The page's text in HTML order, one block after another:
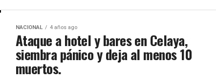
NACIONAL 4 años ago
Ataque a hotel y bares en Celaya,
siembra pánico y deja al menos 10
muertos.